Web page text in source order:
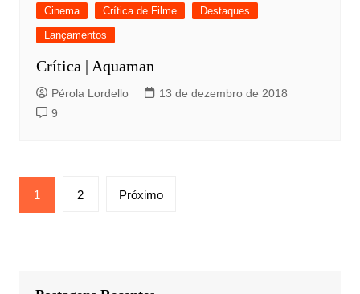
Cinema Crítica de Filme
Destaques
Lançamentos
Crítica | Aquaman
Pérola Lordello
13 de dezembro de 2018
9
Paginação
de
1 2 Próximo